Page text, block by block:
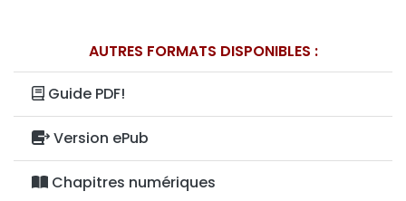
AUTRES FORMATS DISPONIBLES :
Guide PDF!
Version ePub
Chapitres numériques